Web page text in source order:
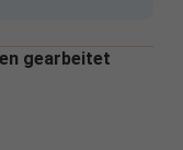
gearbeitet